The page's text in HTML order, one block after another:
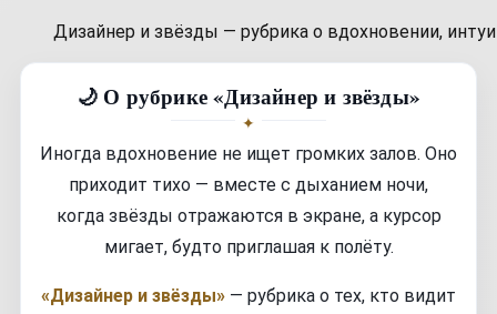
Дизайнер и звёзды — рубрика о вдохновении,
🌙 О рубрике «Дизайнер и звёзды»
Иногда вдохновение не ищет громких залов. Оно
приходит тихо — вместе с дыханием ночи,
когда звёзды отражаются в экране, а курсор
мигает, будто приглашая к полёту.
«Дизайнер и звёзды» — рубрика о тех, кто видит